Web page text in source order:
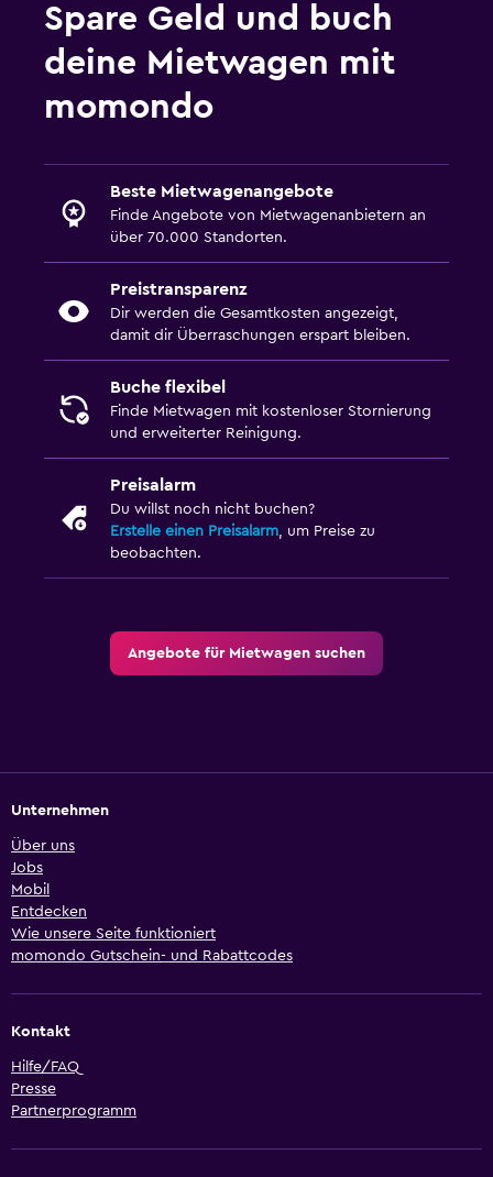
Spare Geld und buch
deine Mietwagen mit
momondo
Beste Mietwagenangebote
Finde Angebote von Mietwagenanbietern an
über 70.000 Standorten.
Preistransparenz
Dir werden die Gesamtkosten angezeigt,
damit dir Überraschungen erspart bleiben.
Buche flexibel
Finde Mietwagen mit kostenloser Stornierung
und erweiterter Reinigung.
Preisalarm
Du willst noch nicht buchen?
Erstelle einen Preisalarm, um Preise zu
beobachten.
Angebote für Mietwagen suchen
Unternehmen
Über uns
Jobs
Mobil
Entdecken
Wie unsere Seite funktioniert
momondo Gutschein- und Rabattcodes
Kontakt
Hilfe/FAQ
Presse
Partnerprogramm